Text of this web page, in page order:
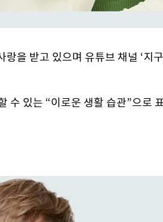
을 받고 있으며 유튜브 채널 ‘지
수 있는 “이로운 생활 습관”으로